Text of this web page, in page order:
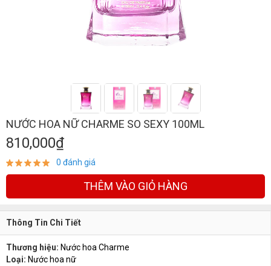
NƯỚC HOA NỮ CHARME SO SEXY 100ML
810,000₫
0 đánh giá
THÊM VÀO GIỎ HÀNG
Thông Tin Chi Tiết
Thương hiệu: Nước hoa Charme
Loại: Nước hoa nữ